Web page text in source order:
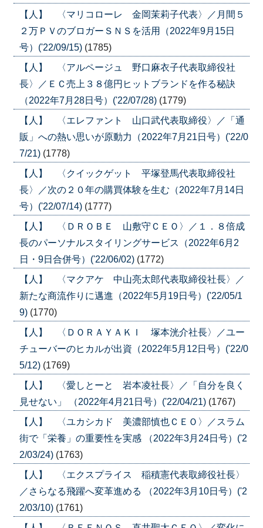
【人】 〈マリコローレ 金岡茉莉子代表〉／月間５
２万ＰＶのブロガーＳＮＳを活用（2022年9月15日
号）('22/09/15) (1785)
【人】 〈アルページュ 野口麻衣子代表取締役社
長〉／ＥＣ売上３８億円ヒットブランドを作る秘訣
（2022年7月28日号）('22/07/28) (1779)
【人】 〈エレファント 山口武代表取締役〉／「通
販」への熱い思いが原動力（2022年7月21日号）('22/0
7/21) (1778)
【人】 〈クイックゲット 平塚登馬代表取締役社
長〉／次の２０年の購買体験を生む（2022年7月14日
号）('22/07/14) (1777)
【人】 〈ＤＲＯＢＥ 山敷守ＣＥＯ〉／１．８倍成
長のパーソナルスタイリングサービス（2022年6月2
日・9日合併号）('22/06/02) (1772)
【人】 〈マクアケ 中山亮太郎代表取締役社長〉／
新たな商流作りに邁進（2022年5月19日号）('22/05/1
9) (1770)
【人】 〈ＤＯＲＡＹＡＫＩ 塚本洸介社長〉／ユー
チューバーのヒカルが出資（2022年5月12日号）('22/0
5/12) (1769)
【人】 〈愛しとーと 岩本凌社長〉／「自分を良く
見せない」 （2022年4月21日号）('22/04/21) (1767)
【人】 〈ユカシカド 美濃部慎也ＣＥＯ〉／スラム
街で「栄養」の重要性を実感 （2022年3月24日号）('2
2/03/24) (1763)
【人】 〈エクスプライス 稲積憲代表取締役社長〉
／さらなる飛躍へ変革進める （2022年3月10日号）('2
2/03/10) (1761)